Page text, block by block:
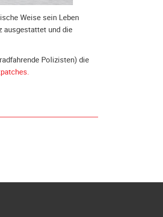
Weise sein Leben
ausgestattet und die
Polizisten) die